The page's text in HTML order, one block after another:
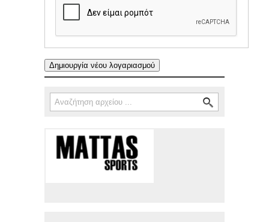
Φόρμα αναζήτησης
Αναζήτηση